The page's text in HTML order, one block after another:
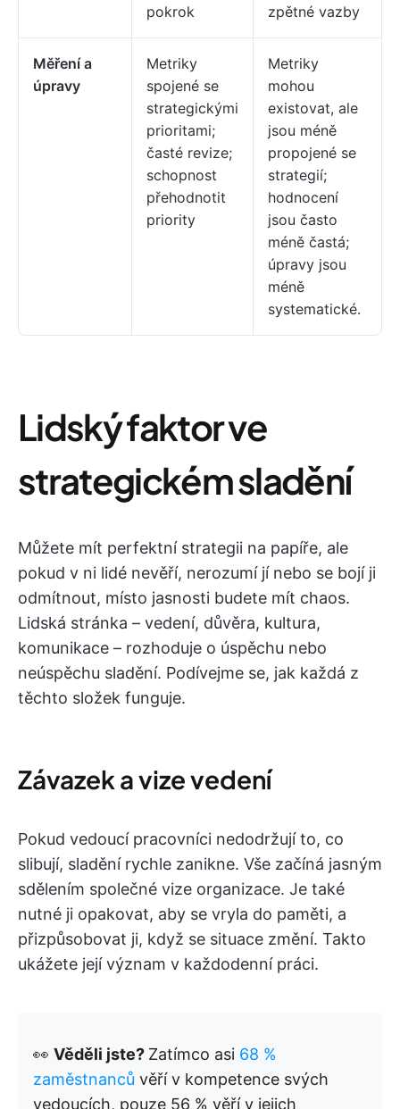
pokrok zpětné vazby
Měření a
úpravy
Metriky
spojené se
strategickými
prioritami;
časté revize;
schopnost
přehodnotit
priority
Metriky
mohou
existovat, ale
jsou méně
propojené se
strategií;
hodnocení
jsou často
méně častá;
úpravy jsou
méně
systematické.
Lidský faktor ve
strategickém sladění
Můžete mít perfektní strategii na papíře, ale
pokud v ni lidé nevěří, nerozumí jí nebo se bojí ji
odmítnout, místo jasnosti budete mít chaos.
Lidská stránka – vedení, důvěra, kultura,
komunikace – rozhoduje o úspěchu nebo
neúspěchu sladění. Podívejme se, jak každá z
těchto složek funguje.
Závazek a vize vedení
Pokud vedoucí pracovníci nedodržují to, co
slibují, sladění rychle zanikne. Vše začíná jasným
sdělením společné vize organizace. Je také
nutné ji opakovat, aby se vryla do paměti, a
přizpůsobovat ji, když se situace změní. Takto
ukážete její význam v každodenní práci.
👀 Věděli jste? Zatímco asi 68 %
zaměstnanců věří v kompetence svých
vedoucích, pouze 56 % věří v jejich